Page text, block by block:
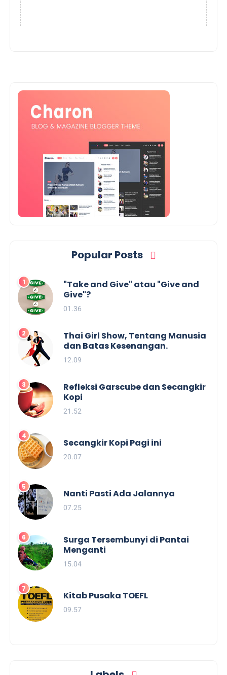
Popular Posts
"Take and Give" atau "Give and
Give"?
01.36
Thai Girl Show, Tentang Manusia
dan Batas Kesenangan.
12.09
Refleksi Garscube dan Secangkir
Kopi
21.52
Secangkir Kopi Pagi ini
20.07
Nanti Pasti Ada Jalannya
07.25
Surga Tersembunyi di Pantai
Menganti
15.04
Kitab Pusaka TOEFL
09.57